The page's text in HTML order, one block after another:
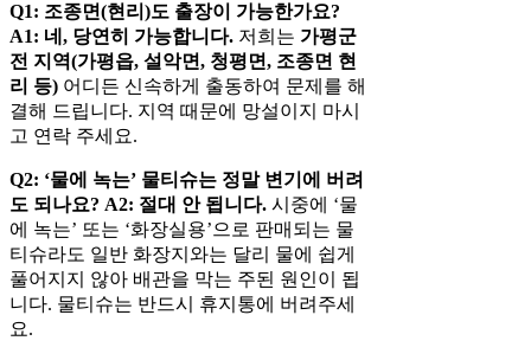
Q1: 조종면(현리)도 출장이 가능한가요?
A1: 네, 당연히 가능합니다. 저희는 가평군
전 지역(가평읍, 설악면, 청평면, 조종면 현
리 등) 어디든 신속하게 출동하여 문제를 해
결해 드립니다. 지역 때문에 망설이지 마시
고 연락 주세요.
Q2: ‘물에 녹는’ 물티슈는 정말 변기에 버려
도 되나요? A2: 절대 안 됩니다. 시중에 ‘물
에 녹는’ 또는 ‘화장실용’으로 판매되는 물
티슈라도 일반 화장지와는 달리 물에 쉽게
풀어지지 않아 배관을 막는 주된 원인이 됩
니다. 물티슈는 반드시 휴지통에 버려주세
요.